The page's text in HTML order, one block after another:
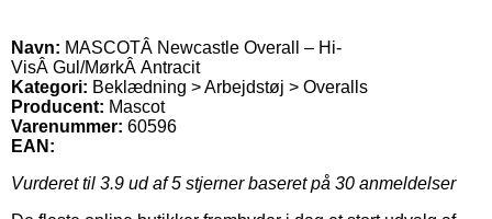
Navn: MASCOTÂ Newcastle Overall – Hi-
VisÂ Gul/MørkÂ Antracit
Kategori: Beklædning > Arbejdstøj > Overalls
Producent: Mascot
Varenummer: 60596
EAN:
Vurderet til 3.9 ud af 5 stjerner baseret på 30 anmeldelser